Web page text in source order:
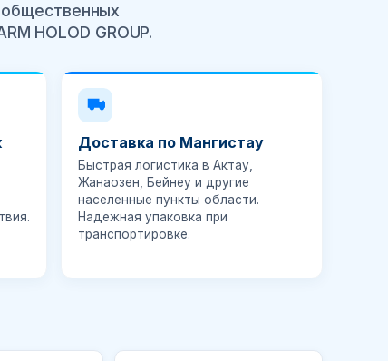
HOLOD GROUP.
Доставка по Мангистау
Быстрая логистика в Актау,
Жанаозен, Бейнеу и другие
населенные пункты области.
Надежная упаковка при
транспортировке.